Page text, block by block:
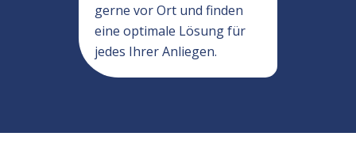
gerne vor Ort und finden
eine optimale Lösung für
jedes Ihrer Anliegen.